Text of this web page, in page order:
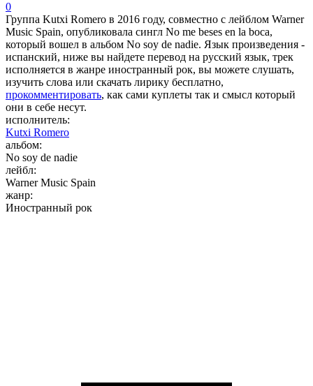
0
Группа Kutxi Romero в 2016 году, совместно с лейблом Warner
Music Spain, опубликовала сингл No me beses en la boca,
который вошел в альбом No soy de nadie. Язык произведения -
испанский, ниже вы найдете перевод на русский язык, трек
исполняется в жанре иностранный рок, вы можете слушать,
изучить слова или скачать лирику бесплатно,
прокомментировать, как сами куплеты так и смысл который
они в себе несут.
исполнитель:
Kutxi Romero
альбом:
No soy de nadie
лейбл:
Warner Music Spain
жанр:
Иностранный рок